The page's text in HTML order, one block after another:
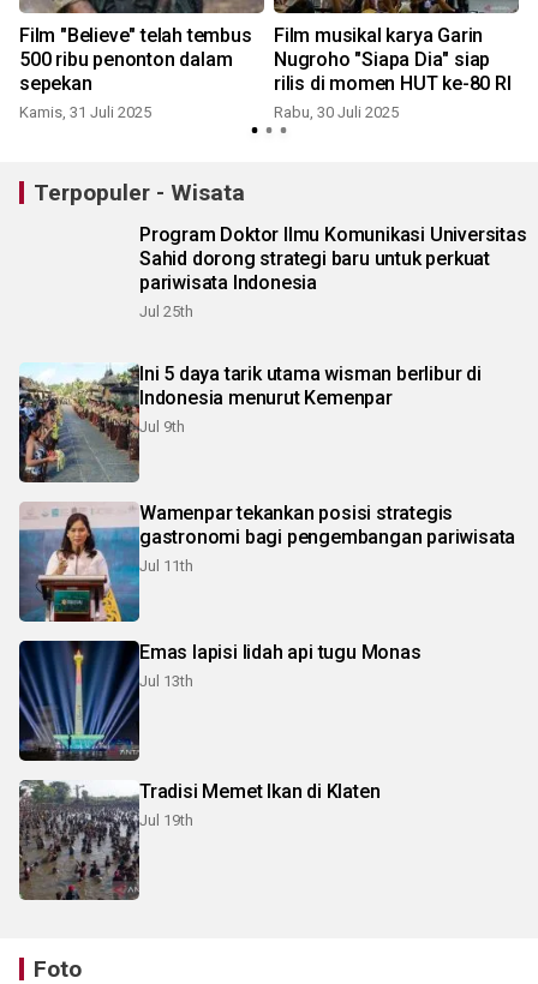
Film "Believe" telah tembus
500 ribu penonton dalam
sepekan
Kamis, 31 Juli 2025
Film musikal karya Garin
Nugroho "Siapa Dia" siap
rilis di momen HUT ke-80 RI
Rabu, 30 Juli 2025
Terpopuler - Wisata
Program Doktor Ilmu Komunikasi Universitas
Sahid dorong strategi baru untuk perkuat
pariwisata Indonesia
Jul 25th
Ini 5 daya tarik utama wisman berlibur di
Indonesia menurut Kemenpar
Jul 9th
Wamenpar tekankan posisi strategis
gastronomi bagi pengembangan pariwisata
Jul 11th
Emas lapisi lidah api tugu Monas
Jul 13th
Tradisi Memet Ikan di Klaten
Jul 19th
Foto